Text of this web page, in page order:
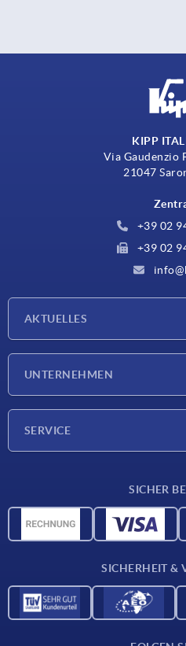
KIPP
Via Gaudenzio
21047
+39 02
+39 02
AKTUELLES
UNTERNEHMEN
SERVICE
CAD-Daten
SICHER
SICHERHEIT &